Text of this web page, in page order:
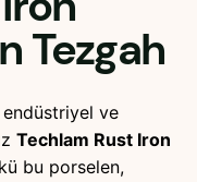
Tezgah
endüstriyel ve
Techlam Rust Iron
bu porselen,